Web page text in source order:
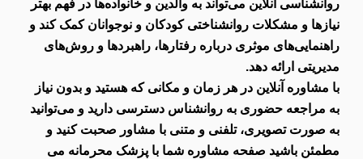
روانشناسی آنلاین می‌تواند به والدین و خانواده‌ها در فهم بهتر
نیازها و مشکلات روانشناختی کودکان و نوجوانان کمک کند و
راهنمایی‌های موثری درباره رفتارها، راهبردها و روش‌های
مدیریتی ارائه دهد.
با مشاوره آنلاین در هر زمان و مکانی که هستید و بدون نیاز
به مراجعه حضوری به روانشناس دسترسی دارید و می‌توانید
به صورت تصویری، تلفنی و متنی با مشاور صحبت کنید و
مطمئن باشید صفحه مشاوره شما با پزشک محرمانه می